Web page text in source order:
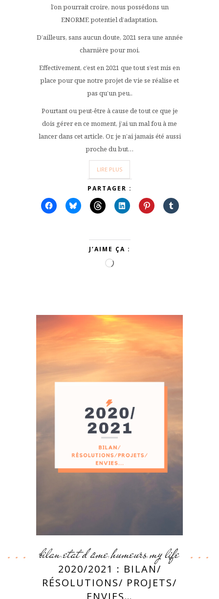
l’on pourrait croire, nous possédons un
ENORME potentiel d’adaptation.
D’ailleurs, sans aucun doute, 2021 sera une année
charnière pour moi.
Effectivement, c’est en 2021 que tout s’est mis en
place pour que notre projet de vie se réalise et
pas qu’un peu..
Pourtant ou peut-être à cause de tout ce que je
dois gérer en ce moment, j’ai un mal fou à me
lancer dans cet article. Or, je n’ai jamais été aussi
proche du but…
LIRE PLUS
PARTAGER :
J’AIME ÇA :
Chargement…
bilan,etat d'âme, humeurs, my life
2020/2021 : BILAN/
RÉSOLUTIONS/ PROJETS/
ENVIES…